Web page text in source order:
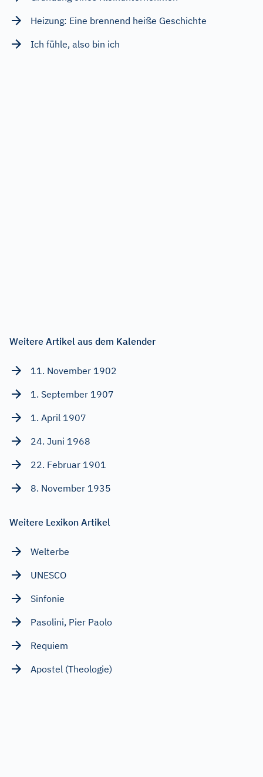
Heizung: Eine brennend heiße Geschichte
Ich fühle, also bin ich
Weitere Artikel aus dem Kalender
11. November 1902
1. September 1907
1. April 1907
24. Juni 1968
22. Februar 1901
8. November 1935
Weitere Lexikon Artikel
Welterbe
UNESCO
Sinfonie
Pasolini, Pier Paolo
Requiem
Apostel (Theologie)